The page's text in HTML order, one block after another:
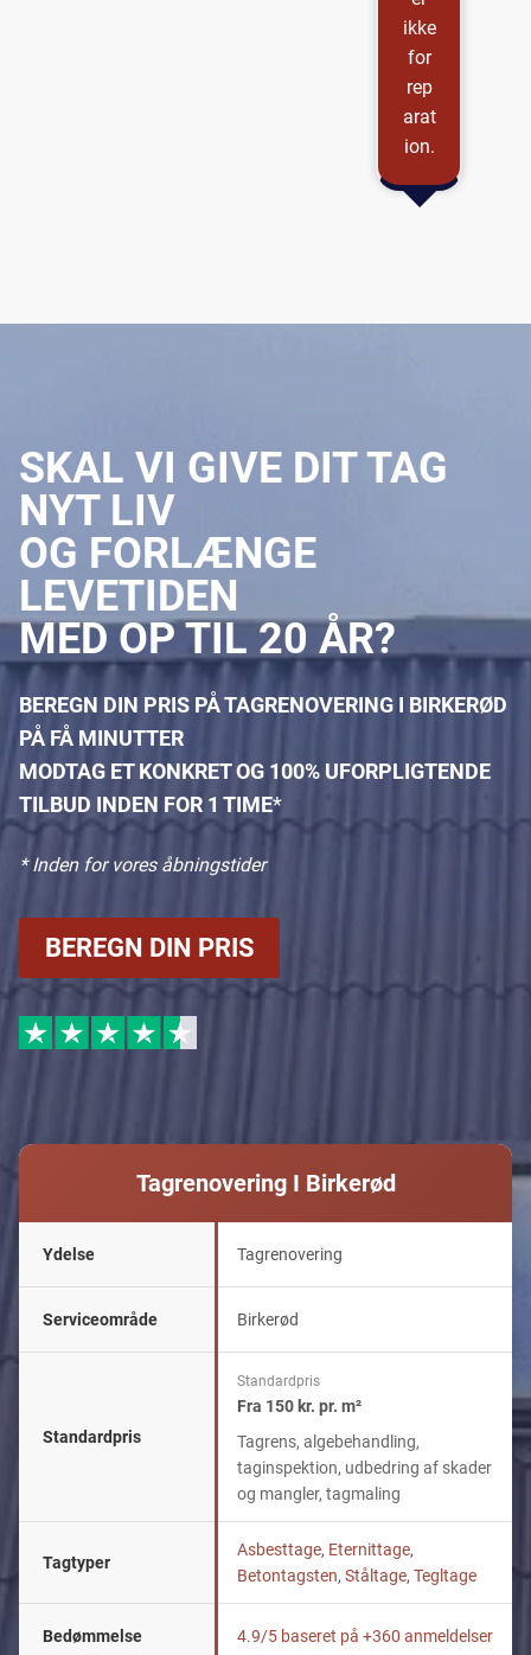
ikke
for
rep
arat
ion.
SKAL VI GIVE DIT TAG
NYT LIV
OG FORLÆNGE
LEVETIDEN
MED OP TIL 20 ÅR?
BEREGN DIN PRIS PÅ TAGRENOVERING I BIRKERØD
PÅ FÅ MINUTTER
MODTAG ET KONKRET OG 100% UFORPLIGTENDE
TILBUD INDEN FOR 1 TIME*
* Inden for vores åbningstider
BEREGN DIN PRIS
Tagrenovering I Birkerød
Ydelse Tagrenovering
Serviceområde Birkerød
Standardpris
Standardpris
Fra 150 kr. pr. m²
Tagrens, algebehandling,
taginspektion, udbedring af skader
og mangler, tagmaling
Tagtyper
Asbesttage, Eternittage,
Betontagsten, Ståltage, Tegltage
Bedømmelse 4.9/5 baseret på +360 anmeldelser